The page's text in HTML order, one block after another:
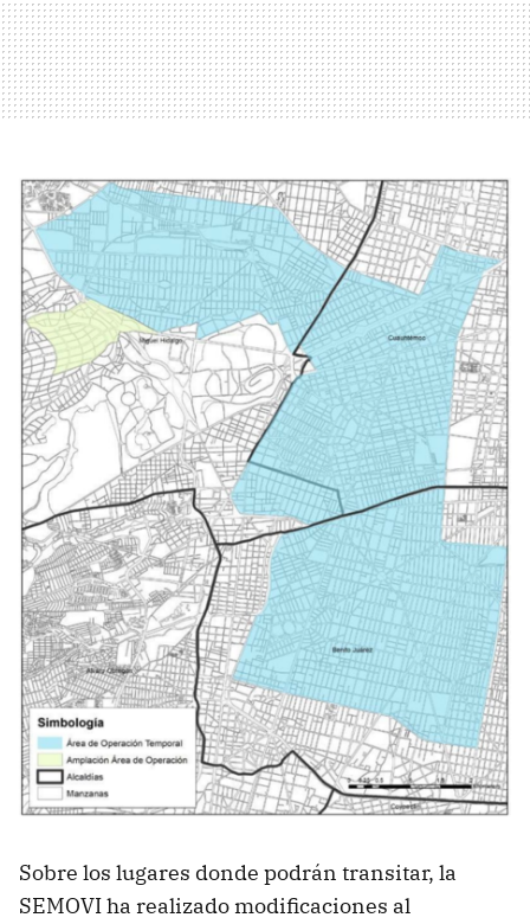
Sobre los lugares donde podrán transitar, la
SEMOVI ha realizado modificaciones al